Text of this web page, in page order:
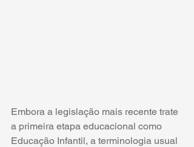
Embora a legislação mais recente trate
a primeira etapa educacional como
Educação Infantil, a terminologia usual